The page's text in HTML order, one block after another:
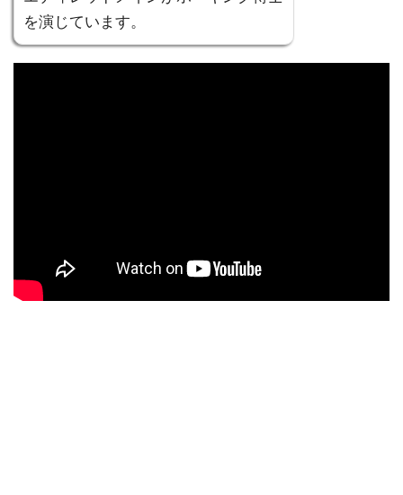
を演じています。